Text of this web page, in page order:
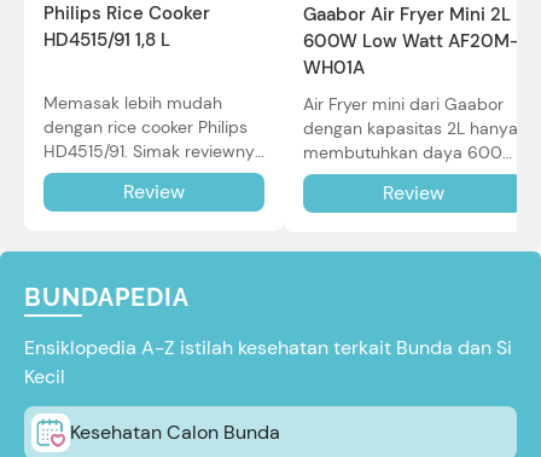
Philips Rice Cooker
HD4515/91 1,8 L
Memasak lebih mudah
dengan rice cooker Philips
HD4515/91. Simak reviewnya
di sini.
Review
Gaabor Air Fryer Mini 2L
600W Low Watt AF20M-
WH01A
Air Fryer mini dari Gaabor
dengan kapasitas 2L hanya
membutuhkan daya 600W
dalam pemakaian. Simak
review selengkapnya di sini.
Review
BUNDAPEDIA
Ensiklopedia A-Z istilah kesehatan terkait Bunda dan Si
Kecil
Kesehatan Calon Bunda